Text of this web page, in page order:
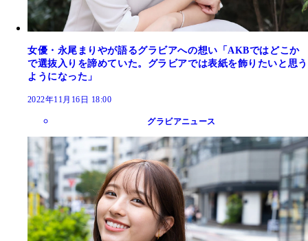
女優・永尾まりやが語るグラビアへの想い「AKBではどこか
で選抜入りを諦めていた。グラビアでは表紙を飾りたいと思う
ようになった」
2022年11月16日 18:00
グラビアニュース